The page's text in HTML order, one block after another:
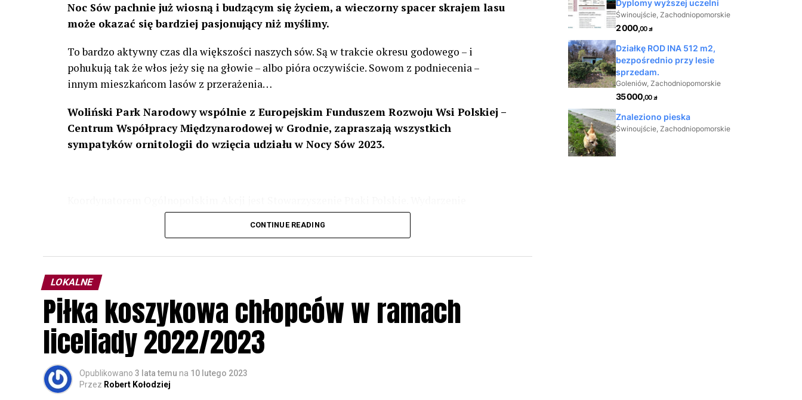
Noc Sów pachnie już wiosną i budzącym się życiem, a wieczorny spacer skrajem lasu
może okazać się bardziej pasjonujący niż myślimy.
To bardzo aktywny czas dla większości naszych sów. Są w trakcie okresu godowego – i
pohukują tak że włos jeży się na głowie – albo pióra oczywiście. Sowom z podniecenia –
innym mieszkańcom lasów z przerażenia…
Woliński Park Narodowy wspólnie z Europejskim Funduszem Rozwoju Wsi Polskiej –
Centrum Współpracy Międzynarodowej w Grodnie, zapraszają wszystkich
sympatyków ornitologii do wzięcia udziału w Nocy Sów 2023.
odbędzie się w dniach24 i 25 lutego 2023 r. wg harmonogramu przedstawionego na
Wszystkich uczestników zapraszamy do udziału w Akcji, włączenia się w aktywne
rozpoznawanie głosów sów i wymianę doświadczeń przy grillu.Na wydarzenie obowiązują
zapisy.
CONTINUE READING
LOKALNE
Piłka koszykowa chłopców w ramach
liceliady 2022/2023
Opublikowano 3 lata temu na 10 lutego 2023
Przez Robert Kołodziej